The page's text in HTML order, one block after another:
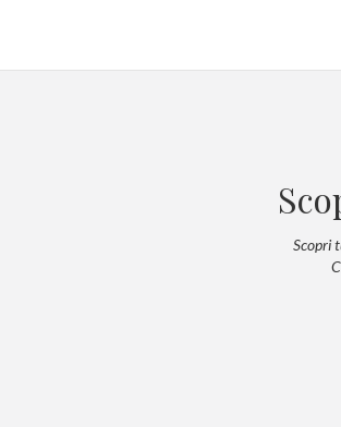
Scopri